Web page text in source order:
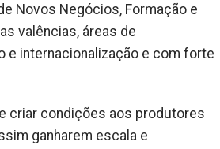
Novos Negócios, Formação e
valências, áreas de
e internacionalização e com forte
criar condições aos produtores
ganharem escala e